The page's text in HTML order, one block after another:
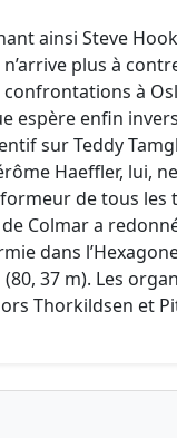
ainsi Steve
plus à
à
espère enfin
sur Teddy
Haeffler, lui,
de tous les
Colmar a
dans
37 m). Les
Thorkildsen et